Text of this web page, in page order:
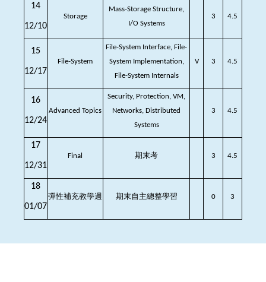
14
12/10
Storage
Mass-Storage Structure,
I/O Systems
3 4.5
15
12/17
File-System
File-System Interface, File-
System Implementation,
File-System Internals
V 3 4.5
16
12/24
Advanced Topics
Security, Protection, VM,
Networks, Distributed
Systems
3 4.5
17
12/31
Final 期末考 3 4.5
18
01/07
彈性補充教學週 期末自主總整學習 0 3